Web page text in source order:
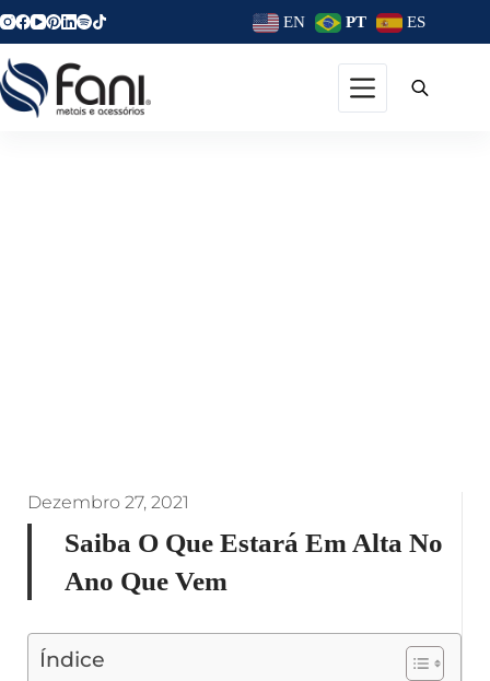
EN PT ES
Dezembro 27, 2021
Saiba O Que Estará Em Alta No
Ano Que Vem
Índice